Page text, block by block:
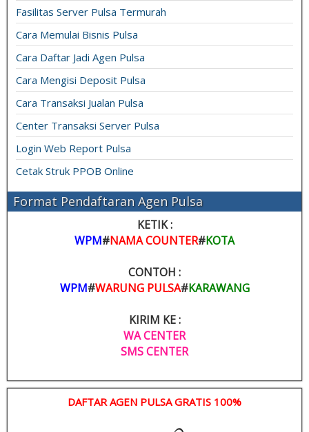
Fasilitas Server Pulsa Termurah
Cara Memulai Bisnis Pulsa
Cara Daftar Jadi Agen Pulsa
Cara Mengisi Deposit Pulsa
Cara Transaksi Jualan Pulsa
Center Transaksi Server Pulsa
Login Web Report Pulsa
Cetak Struk PPOB Online
Format Pendaftaran Agen Pulsa
KETIK :
WPM#NAMA COUNTER#KOTA
CONTOH :
WPM#WARUNG PULSA#KARAWANG
KIRIM KE :
WA CENTER
SMS CENTER
DAFTAR AGEN PULSA GRATIS 100%